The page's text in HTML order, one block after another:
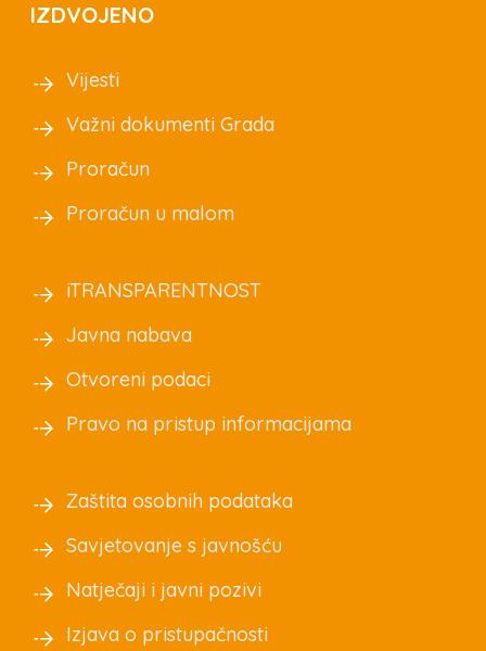
IZDVOJENO
Vijesti
Važni dokumenti Grada
Proračun
Proračun u malom
iTRANSPARENTNOST
Javna nabava
Otvoreni podaci
Pravo na pristup informacijama
Zaštita osobnih podataka
Savjetovanje s javnošću
Natječaji i javni pozivi
Izjava o pristupačnosti